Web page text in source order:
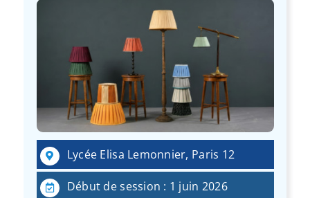
Lycée Elisa Lemonnier, Paris 12
Début de session : 1 juin 2026